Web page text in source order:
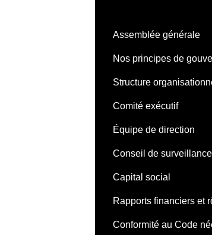
Assemblée générale
Nos principes de
Structure
Comité exécutif
Équipe de direction
Conseil de surveillance
Capital social
Rapports financiers et
Conformité au Code